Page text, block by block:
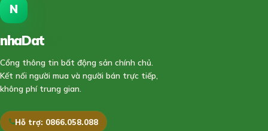
N
nhaDat
Cổng thông tin bất động sản chính chủ.
Kết nối người mua và người bán trực tiếp,
không phí trung gian.
Hỗ trợ: 0866.058.088